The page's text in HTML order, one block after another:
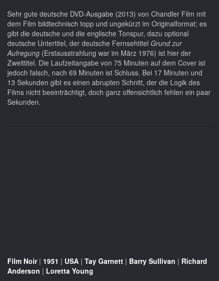
Sehr gute deutsche DVD-Ausgabe (2013) von Chandler Film mit
dem Film bildtechnisch topp und ungekürzt im Originalformat; es
gibt die deutsche und die englische Tonspur, dazu optional
deutsche Untertitel, der deutsche Fernsehtitel Grund zur
Aufregung (Erstausstrahlung war im März 1976) ist hier der
Zweittitel. Die Laufzeitangabe von 75 Minuten auf dem Cover ist
jedoch falsch, nach 69 Minuten ist Schluss. Bei 17 Minuten und
13 Sekunden gibt es einen abrupten Schnitt, der die Logik des
Films nicht beeinträchtigt, doch ganz offensichtlich fehlen ein paar
Sekunden.
Film Noir| 1951 | USA | Tay Garnett | Barry Sullivan | Richard
Anderson | Loretta Young